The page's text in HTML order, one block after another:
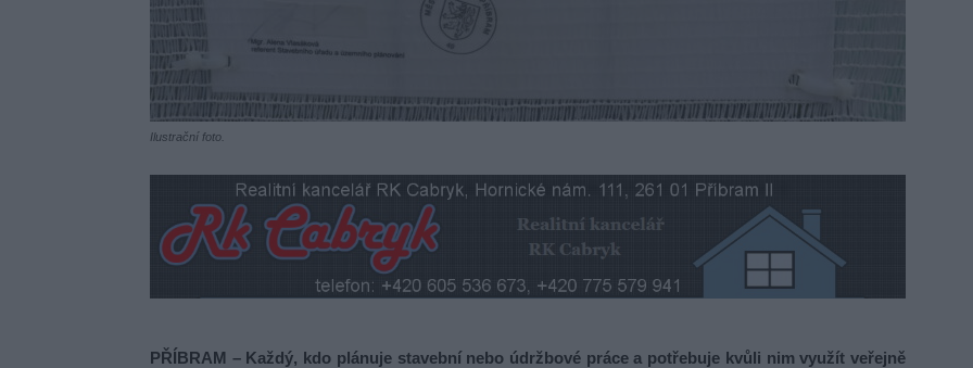
Ilustrační foto.
PŘÍBRAM – Každý, kdo plánuje stavební nebo údržbové práce a potřebuje kvůli nim využít veřejně